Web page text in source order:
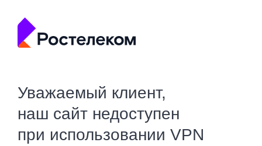
Уважаемый клиент,
наш сайт недоступен
при использовании VPN